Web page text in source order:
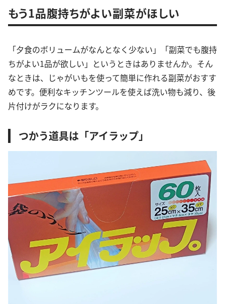
もう1品腹持ちがよい副菜がほしい
「夕食のボリュームがなんとなく少ない」「副菜でも腹持
ちがよい1品が欲しい」というときはありませんか。そん
なときは、じゃがいもを使って簡単に作れる副菜がおすす
めです。便利なキッチンツールを使えば洗い物も減り、後
片付けがラクになります。
つかう道具は「アイラップ」